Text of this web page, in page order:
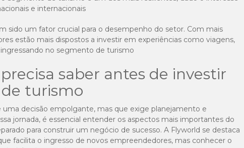
e internacionais​
sido um fator crucial para o desempenho do setor. Com mais
estão mais dispostos a investir em experiências como viagens,
no segmento de turismo​
saber antes de investir
turismo
decisão empolgante, mas que exige planejamento e
jornada, é essencial entender os aspectos mais importantes do
para construir um negócio de sucesso. A Flyworld se destaca
facilita o ingresso de novos empreendedores, mas conhecer o